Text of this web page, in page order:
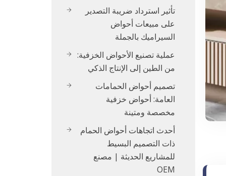
تأثير استرداد ضريبة التصدير
على مبيعات أحواض
السيراميك بالجملة
عملية تصنيع الأحواض الخزفية:
من الطين إلى الإنتاج الذكي
تصميم أحواض الحمامات
العامة: أحواض خزفية
مخصصة ومتينة
أحدث اتجاهات أحواض الحمام
ذات التصميم البسيط
للمشاريع الحديثة | مصنع
OEM